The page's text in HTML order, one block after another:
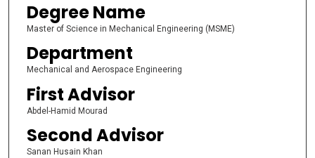
Degree Name
Master of Science in Mechanical Engineering (MSME)
Department
Mechanical and Aerospace Engineering
First Advisor
Abdel-Hamid Mourad
Second Advisor
Sanan Husain Khan